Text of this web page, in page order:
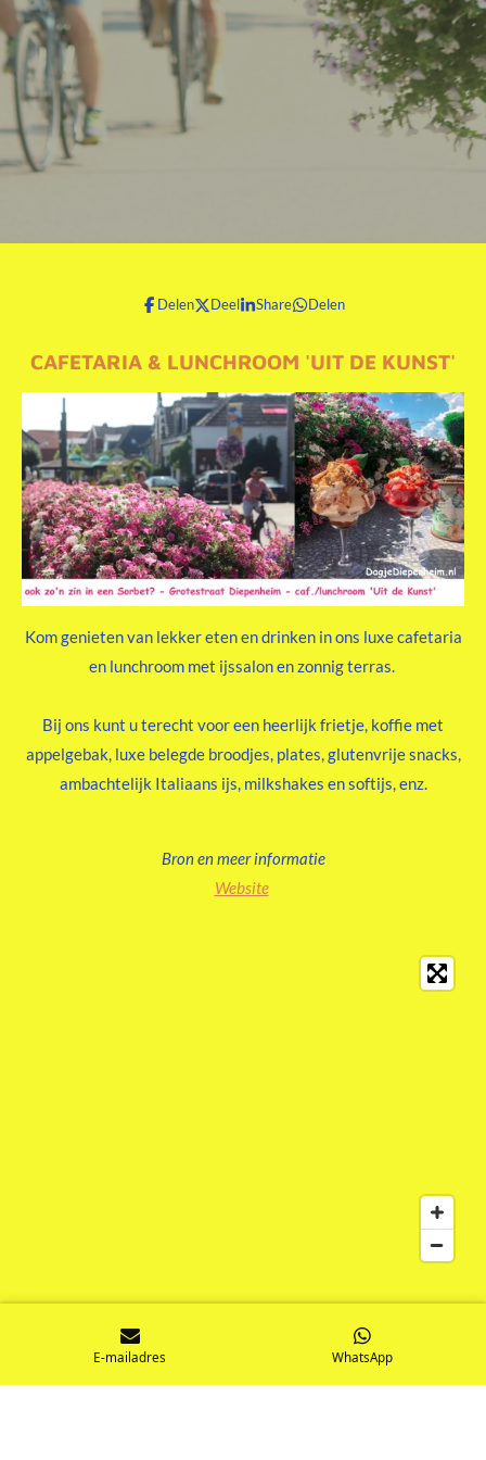
Delen Deel Share Delen
CAFETARIA & LUNCHROOM 'UIT DE KUNST'
Kom genieten van lekker eten en drinken in ons luxe cafetaria
en lunchroom met ijssalon en zonnig terras.
Bij ons kunt u terecht voor een heerlijk frietje, koffie met
appelgebak, luxe belegde broodjes, plates, glutenvrije snacks,
ambachtelijk Italiaans ijs, milkshakes en softijs, enz.
Bron en meer informatie
Website
E-mailadres WhatsApp